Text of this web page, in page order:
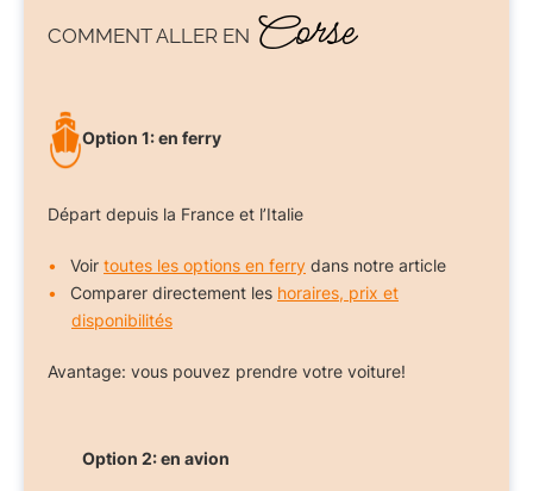
COMMENT ALLER EN Corse
Option 1: en ferry
Départ depuis la France et l’Italie
Voir toutes les options en ferry dans notre article
Comparer directement les horaires, prix et
disponibilités
Avantage: vous pouvez prendre votre voiture!
Option 2: en avion